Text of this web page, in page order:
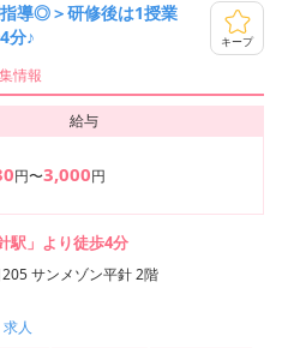
導◎＞研修後は1授業
分♪
キープ
情報
給与
円〜3,000円
駅」より徒歩4分
サンメゾン平針 2階
人